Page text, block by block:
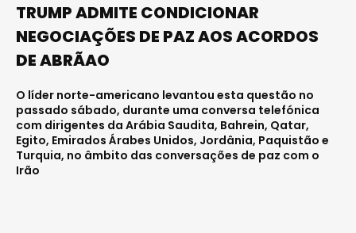
TRUMP ADMITE CONDICIONAR
NEGOCIAÇÕES DE PAZ AOS ACORDOS
DE ABRÃAO
O líder norte-americano levantou esta questão no
passado sábado, durante uma conversa telefónica
com dirigentes da Arábia Saudita, Bahrein, Qatar,
Egito, Emirados Árabes Unidos, Jordânia, Paquistão e
Turquia, no âmbito das conversações de paz com o
Irão